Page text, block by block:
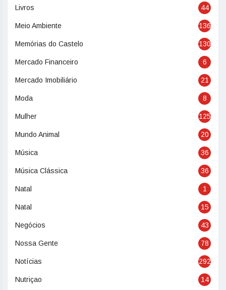
Livros 44
Meio Ambiente 136
Memórias do Castelo 130
Mercado Financeiro 6
Mercado Imobiliário 21
Moda 8
Mulher 125
Mundo Animal 20
Música 36
Música Clássica 36
Natal 1
Natal 15
Negócios 43
Nossa Gente 78
Notícias 292
Nutriçao 14